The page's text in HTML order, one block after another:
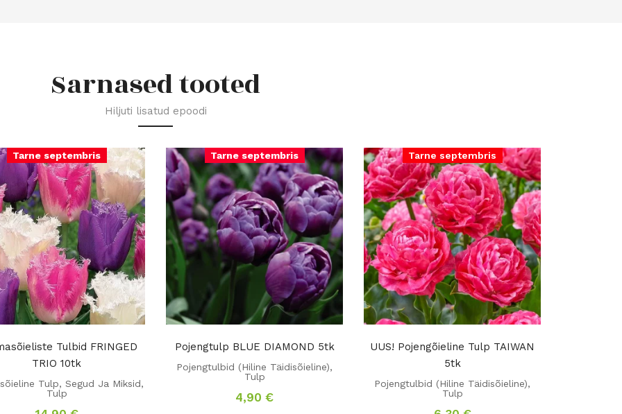
Sarnased tooted
Hiljuti lisatud epoodi
Tarne septembris
Tulbid FRINGED
TRIO 10tk
Tulp, Segud Ja Miksid,
Tulp
Tarne septembris
Pojengtulp BLUE DIAMOND 5tk
Pojengtulbid (Hiline Täidisõieline),
Tulp
4,90 €
Tarne septembris
UUS! Pojengõieline Tulp TAIWAN
5tk
Pojengtulbid (Hiline Täidisõieline),
Tulp